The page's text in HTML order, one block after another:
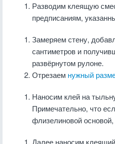
Разводим клеящую
предписаниям,
Замеряем стену,
сантиметров и
развёрнутом рулоне.
Отрезаем нужный
Наносим клей на
Примечательно, что
флизелиновой
Далее наносим